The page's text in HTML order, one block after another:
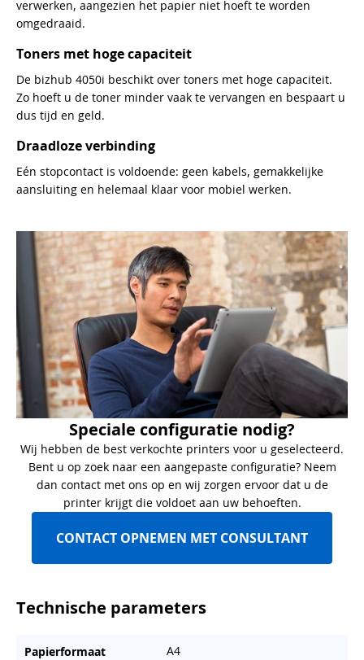
verwerken, aangezien het papier niet hoeft te worden
omgedraaid.
Toners met hoge capaciteit
De bizhub 4050i beschikt over toners met hoge capaciteit.
Zo hoeft u de toner minder vaak te vervangen en bespaart u
dus tijd en geld.
Draadloze verbinding
Eén stopcontact is voldoende: geen kabels, gemakkelijke
aansluiting en helemaal klaar voor mobiel werken.
Speciale configuratie nodig?
Wij hebben de best verkochte printers voor u geselecteerd.
Bent u op zoek naar een aangepaste configuratie? Neem
dan contact met ons op en wij zorgen ervoor dat u de
printer krijgt die voldoet aan uw behoeften.
CONTACT OPNEMEN MET CONSULTANT
Technische parameters
Papierformaat A4